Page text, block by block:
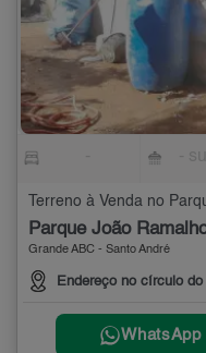
Terreno à Venda no
Parque João
Grande ABC - Santo André
Endereço no círculo do
WhatsApp